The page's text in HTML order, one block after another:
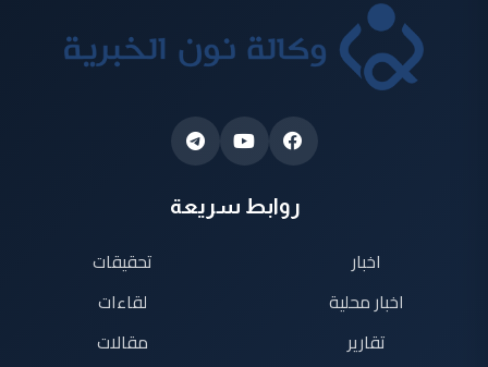
روابط سريعة
اخبار
اخبار محلية
تقارير
تحقيقات
لقاءات
مقالات